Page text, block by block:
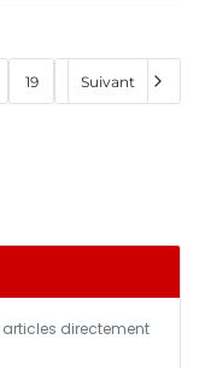
19 Suivant
directement